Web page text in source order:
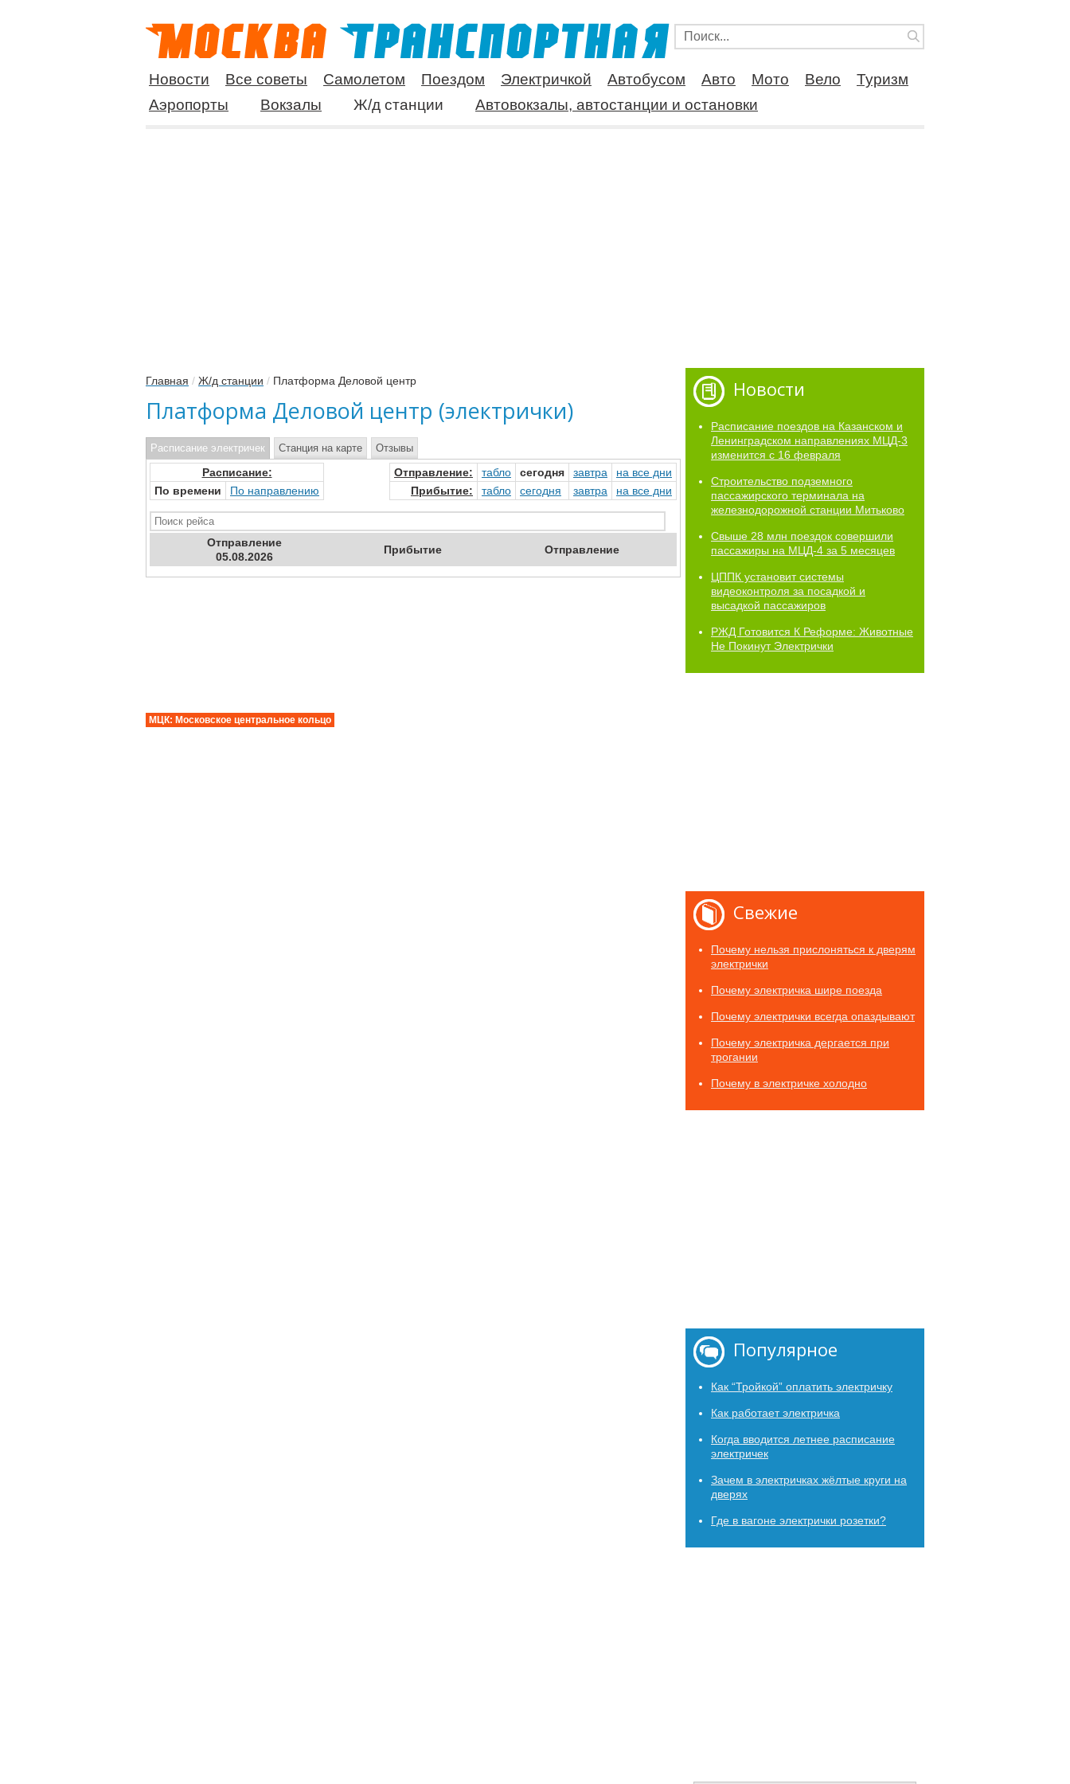
Новости Все советы Самолетом Поездом Электричкой Автобусом Авто Мото Вело
Туризм
Аэропорты
Вокзалы Ж/д станции Автовокзалы, автостанции и остановки
Главная / Ж/д станции / Платформа Деловой центр
Платформа Деловой центр (электрички)
Расписание электричек
Расписание:
По времени
По направлению
Отправление: табло сегодня завтра на все дни
Прибытие: табло сегодня завтра на все дни
Отправление
05.08.2026
Прибытие Отправление
Станция на карте Отзывы
МЦК: Московское центральное кольцо
Новости
Расписание поездов на Казанском и
Ленинградском направлениях МЦД-3
изменится с 16 февраля
Строительство подземного
пассажирского терминала на
железнодорожной станции Митьково
Свыше 28 млн поездок совершили
пассажиры на МЦД-4 за 5 месяцев
ЦППК установит системы
видеоконтроля за посадкой и
высадкой пассажиров
РЖД Готовится К Реформе: Животные
Не Покинут Электрички
Свежие
Почему нельзя прислоняться к дверям
электрички
Почему электричка шире поезда
Почему электрички всегда опаздывают
Почему электричка дергается при
трогании
Почему в электричке холодно
Популярное
Как “Тройкой” оплатить электричку
Как работает электричка
Когда вводится летнее расписание
электричек
Зачем в электричках жёлтые круги на
дверях
Где в вагоне электрички розетки?